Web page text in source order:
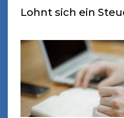
Lohnt sich ein